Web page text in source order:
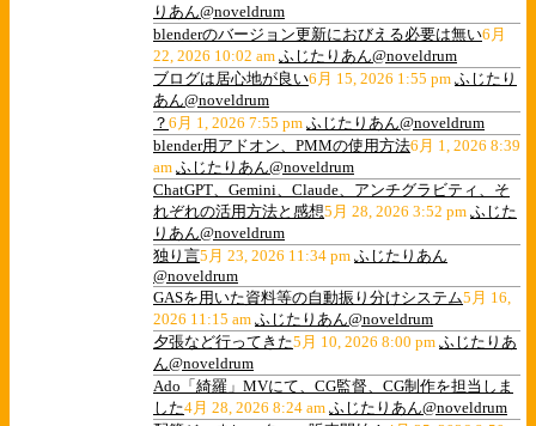
りあん@noveldrum
blenderのバージョン更新におびえる必要は無い6月
22, 2026 10:02 am ふじたりあん@noveldrum
ブログは居心地が良い6月 15, 2026 1:55 pm ふじたり
あん@noveldrum
？ 6月 1, 2026 7:55 pm ふじたりあん@noveldrum
blender用アドオン、PMMの使用方法6月 1, 2026 8:39
am ふじたりあん@noveldrum
ChatGPT、Gemini、Claude、アンチグラビティ、そ
れぞれの活用方法と感想5月 28, 2026 3:52 pm ふじた
りあん@noveldrum
独り言5月 23, 2026 11:34 pm ふじたりあん
@noveldrum
GASを用いた資料等の自動振り分けシステム5月 16,
2026 11:15 am ふじたりあん@noveldrum
夕張など行ってきた5月 10, 2026 8:00 pm ふじたりあ
ん@noveldrum
Ado「綺羅」MVにて、CG監督、CG制作を担当しま
した4月 28, 2026 8:24 am ふじたりあん@noveldrum